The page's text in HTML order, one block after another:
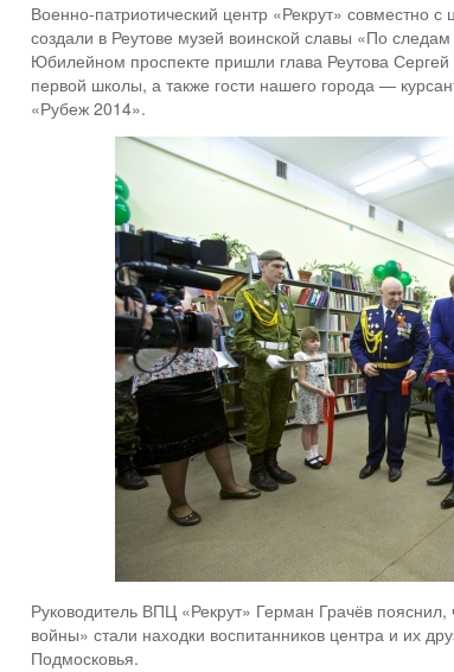
Военно-патриотический центр «Рекрут» совместно
создали в Реутове музей воинской славы «По
Юбилейном проспекте пришли глава Реутова
первой школы, а также гости нашего города —
«Рубеж 2014».
Руководитель ВПЦ «Рекрут» Герман Грачёв
войны» стали находки воспитанников центра и их
Подмосковья.